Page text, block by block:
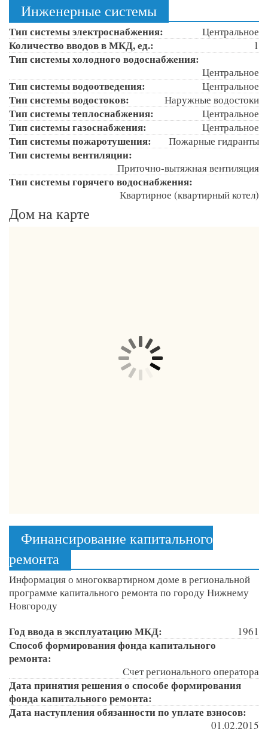
Инженерные системы
Тип системы электроснабжения: Центральное
Количество вводов в МКД, ед.: 1
Тип системы холодного водоснабжения:
Центральное
Тип системы водоотведения: Центральное
Тип системы водостоков: Наружные водостоки
Тип системы теплоснабжения: Центральное
Тип системы газоснабжения: Центральное
Тип системы пожаротушения: Пожарные гидранты
Тип системы вентиляции:
Приточно-вытяжная вентиляция
Тип системы горячего водоснабжения:
Квартирное (квартирный котел)
Дом на карте
Финансирование капитального
ремонта
Информация о многоквартирном доме в региональной
программе капитального ремонта по городу Нижнему
Новгороду
Год ввода в эксплуатацию МКД: 1961
Способ формирования фонда капитального
ремонта:
Счет регионального оператора
Дата принятия решения о способе формирования
фонда капитального ремонта:
Дата наступления обязанности по уплате взносов:
01.02.2015